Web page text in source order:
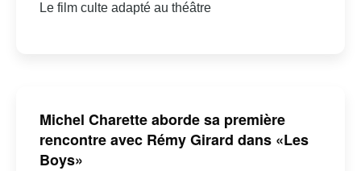
Le film culte adapté au théâtre
Michel Charette aborde sa première
rencontre avec Rémy Girard dans «Les
Boys»